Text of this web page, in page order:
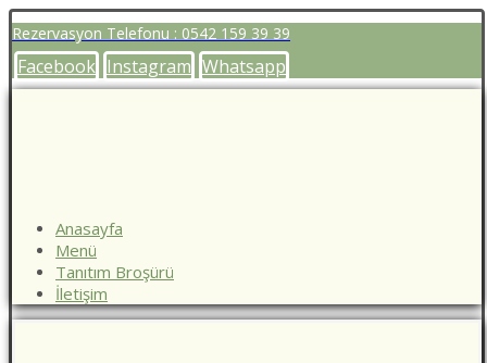
Rezervasyon Telefonu : 0542 159 39 39
Facebook Instagram Whatsapp
Anasayfa
Menü
Tanıtım Broşürü
İletişim